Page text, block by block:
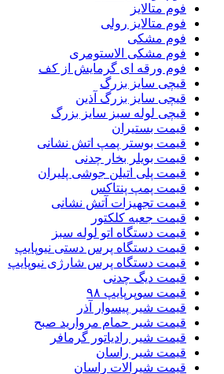
فوم متالایز
فوم متالایز رولی
فوم مشکی
فوم مشکی الاستومری
فوم ورقه ای گرمایش از کف
قیچی سایز بزرگ
قیچی سایز بزرگ آذین
قیچی لوله سبز سایز بزرگ
قیمت بستیران
قیمت بوستر پمپ اتش نشانی
قیمت بویلر بخار چدنی
قیمت پلی اتیلن جوشی پلیران
قیمت پمپ پنتاکس
قیمت تجهیزات آتش نشانی
قیمت جعبه کلکتور
قیمت دستگاه اتو لوله سبز
قیمت دستگاه پرس دستی نیوپایپ
قیمت دستگاه پرس شارژی نیوپایپ
قیمت دیگ چدنی
قیمت سوپرپایپ ۹۸
قیمت شیر پیسوار آذر
قیمت شیر حمام مروارید صبح
قیمت شیر رادیاتور گرمافر
قیمت شیر راسان
قیمت شیرالات راسان